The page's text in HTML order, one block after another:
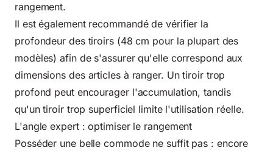
rangement.
Il est également recommandé de vérifier la
profondeur des tiroirs (48 cm pour la plupart des
modèles) afin de s'assurer qu'elle correspond aux
dimensions des articles à ranger. Un tiroir trop
profond peut encourager l'accumulation, tandis
qu'un tiroir trop superficiel limite l'utilisation réelle.
L'angle expert : optimiser le rangement
Posséder une belle commode ne suffit pas : encore